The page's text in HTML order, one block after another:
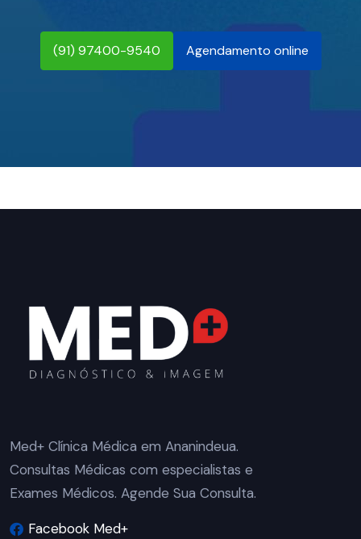
(91) 97400-9540 Agendamento online
Med+ Clínica Médica em Ananindeua.
Consultas Médicas com especialistas e
Exames Médicos. Agende Sua Consulta.
Facebook Med+